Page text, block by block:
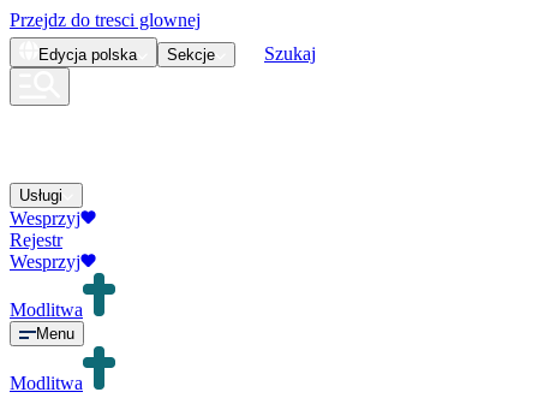
Przejdz do tresci glownej
Edycja polska Sekcje Szukaj
Usługi
Wesprzyj
Rejestr
Wesprzyj
Modlitwa
Menu
Modlitwa